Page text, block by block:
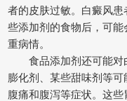
者的皮肤过敏。白癜风
些添加剂的食物后，可
重病情。
食品添加剂还可能对
膨化剂、某些甜味剂等可
腹痛和腹泻等症状。这些